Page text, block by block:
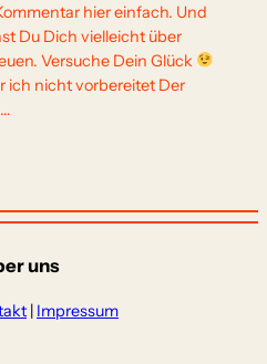
hier einfach. Und
Du Dich vielleicht über
Versuche Dein Glück
ich nicht vorbereitet Der
uns
| Impressum